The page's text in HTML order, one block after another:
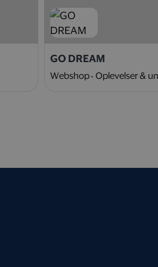
GO DREAM
Webshop Oplevelser &